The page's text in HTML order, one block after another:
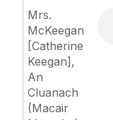
Mrs.
McKeegan
[Catherine
Keegan],
An
Cluanach
(Macair